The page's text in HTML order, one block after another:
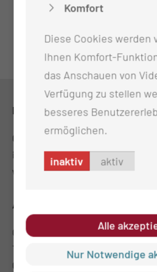
KONTAKT
0355 46-0
info@ctk.de
www.poliklinik.ctk.de
ADRESSE
CTK-Poliklinik GmbH (MVZ)
Thiemstr. 111
03048 Cottbus
Komfort
Diese Cookies werden
Ihnen Komfort-
das Anschauen von
Verfügung zu stellen
besseres
ermöglichen.
inaktiv aktiv
Alle
Nur Notwendige